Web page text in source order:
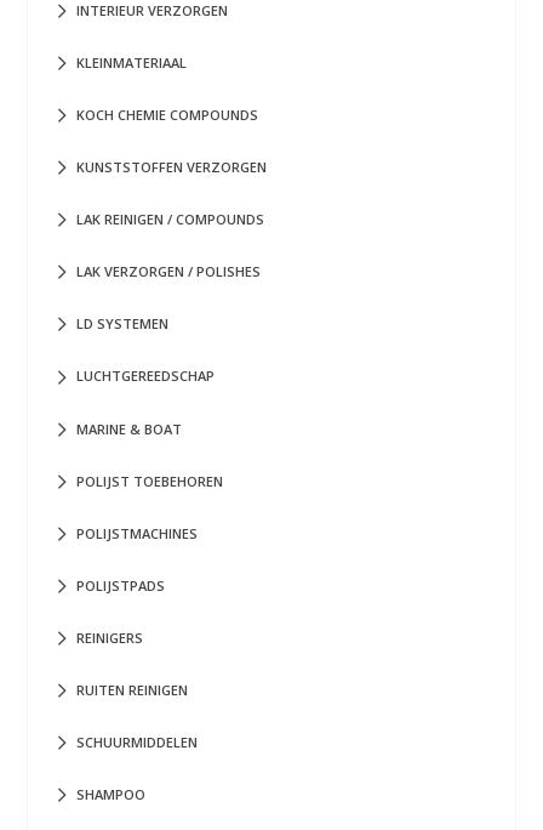
INTERIEUR VERZORGEN
KLEINMATERIAAL
KOCH CHEMIE COMPOUNDS
KUNSTSTOFFEN VERZORGEN
LAK REINIGEN / COMPOUNDS
LAK VERZORGEN / POLISHES
LD SYSTEMEN
LUCHTGEREEDSCHAP
MARINE & BOAT
POLIJST TOEBEHOREN
POLIJSTMACHINES
POLIJSTPADS
REINIGERS
RUITEN REINIGEN
SCHUURMIDDELEN
SHAMPOO